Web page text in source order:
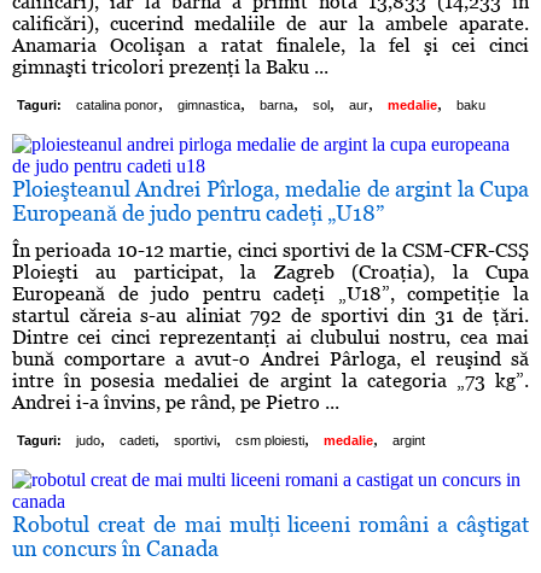
calificări), cucerind medaliile de aur la ambele aparate.
Anamaria Ocolişan a ratat finalele, la fel şi cei cinci
gimnaşti tricolori prezenţi la Baku ...
Taguri: catalina ponor, gimnastica, barna, sol , aur, medalie, baku
Ploieşteanul Andrei Pîrloga, medalie de argint la Cupa
Europeană de judo pentru cadeţi „U18”
În perioada 10-12 martie, cinci sportivi de la CSM-CFR-CSŞ
Ploieşti au participat, la Zagreb (Croaţia), la Cupa
Europeană de judo pentru cadeţi „U18”, competiţie la
startul căreia s-au aliniat 792 de sportivi din 31 de ţări.
Dintre cei cinci reprezentanţi ai clubului nostru, cea mai
bună comportare a avut-o Andrei Pârloga, el reuşind să
intre în posesia medaliei de argint la categoria „73 kg”.
Andrei i-a învins, pe rând, pe Pietro ...
Taguri: judo, cadeti, sportivi, csm ploiesti, medalie, argint
Robotul creat de mai mulţi liceeni români a câştigat
un concurs în Canada